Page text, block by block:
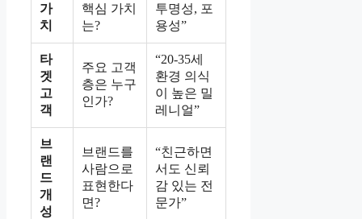
가
치
핵심 가치
는?
투명성, 포
용성”
타
겟
고
객
주요 고객
층은 누구
인가?
“20-35세
환경 의식
이 높은 밀
레니얼”
브
랜
드
개
성
브랜드를
사람으로
표현한다
면?
“친근하면
서도 신뢰
감 있는 전
문가”